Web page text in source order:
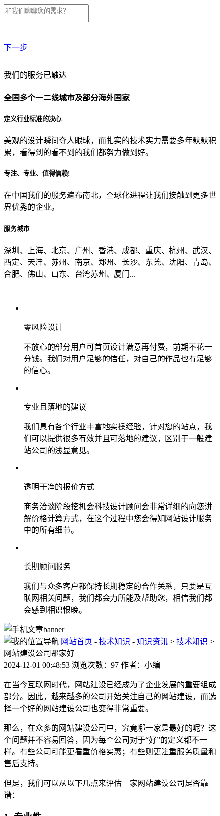
下一步
贵公司预算范围是？
贵公司的团队规模是？
目前主要的营销渠道是？
我们的服务已触达
全国多个一二线城市及部分海外国家
定义行业标准的决心
美观的设计瞬间夺人眼球，而扎实的技术实力需要多年默默积
累，看得到的看不到的我们都努力做到好。
专注、专业、值得信赖!
在中国我们的服务遍布南北，全球化进程让我们接触到更多世
界优秀的企业。
服务城市
深圳、上海、北京、广州、香港、成都、重庆、杭州、武汉、
西定、天津、苏州、南京、郑州、长沙、东莞、沈阳、青岛、
合肥、佛山、山东、台湾苏州、厦门...
零风险设计
不放心的部分用户可首页设计满意再付费，前期不花一
分钱。我们对用户足够的信任，对自己的作品也有足够
的信心。
专业且落地的建议
我们具有各个行业丰富地实操经验，针对您的站点，我
们可以提供很多有效并且可落地的建议，区别于一般建
站公司的浅显意见。
透明干净的报价方式
商务洽谈阶段挖机会科技设计顾问会非常详细的向您讲
解价格计算方式，在这个过程中您会得知网站设计服务
中的所有细节。
长期顾问服务
我们与众多客户都保持长期稳定的合作关系，只要是互
联网相关问题，我们都会力所能及帮助您，相信我们都
会感到相识恨晚。
网站首页 - 技术知识 - 知识资讯 > 技术知识 >
网站建设公司那家好
2024-12-01 00:48:53 浏览次数：97 作者：小编
在当今互联网时代，网站建设已经成为了企业发展的重要组成
部分。因此，越来越多的公司开始关注自己的网站建设，而选
择一个好的网站建设公司也变得非常重要。
那么，在众多的网站建设公司中，究竟哪一家是最好的呢？这
个问题并不容易回答，因为每个公司对于“好”的定义都不一
样。有些公司可能更看重价格实惠；有些则更注重服务质量和
售后支持。
但是，我们可以从以下几点来评估一家网站建设公司是否靠
谱：